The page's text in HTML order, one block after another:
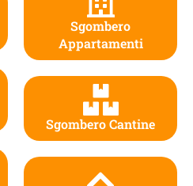
Sgombero
Appartamenti
Sgombero Cantine